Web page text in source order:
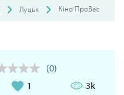
Луцьк Кіно ПроВас
(0)
1 3k